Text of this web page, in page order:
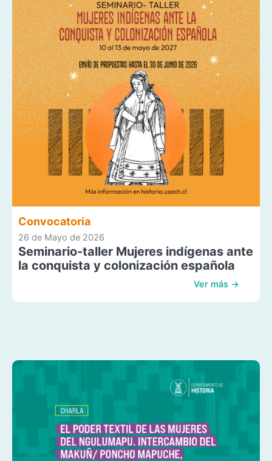
Convocatoria
26 de Mayo de 2026
Seminario-taller Mujeres indígenas ante
la conquista y colonización española
Ver más →